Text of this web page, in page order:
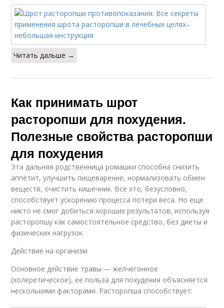
Читать дальше →
Как принимать шрот
расторопши для похудения.
Полезные свойства расторопши
для похудения
Эта дальняя родственница ромашки способна снизить
аппетит, улучшить пищеварение, нормализовать обмен
веществ, очистить кишечник. Все это, безусловно,
способствует ускорению процесса потери веса. Но еще
никто не смог добиться хороших результатов, используя
расторопшу как самостоятельное средство, без диеты и
физических нагрузок.
Действие на организм
Основное действие травы ― желчегонное
(холеретическое), ее польза для похудения объясняется
несколькими факторами. Расторопша способствует: